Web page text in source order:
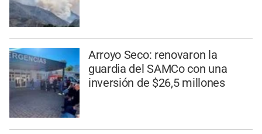
Arroyo Seco: renovaron la
guardia del SAMCo con una
inversión de $26,5 millones